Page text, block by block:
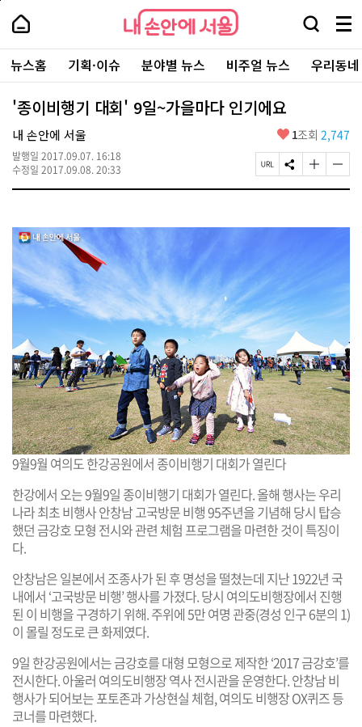
본
로
가
내
손
안
에
서
울
-
서
울
시
대
표
소
털
내
손
에
울
검
창
열
기
메
뉴
전
체
보
주
요
서
뉴스홈 기획·이슈 분야별 뉴스 비주얼 뉴스 우리동
'종이비행기 대회' 9일~가을마다 인기에요
내 손안에 서울
발행일 2017.09.07. 16:18
수정일 2017.09.08. 20:33
좋
요
1조회 2,747
페
이
R
사
S
N
유
글
자
크
글
자
작
하
9월9월 여의도 한강공원에서 종이비행기 대회가 열린다
한강에서 오는 9월9일 종이비행기 대회가 열린다. 올해 행사는 우리
나라 최초 비행사 안창남 고국방문 비행 95주년을 기념해 당시 탑승
했던 금강호 모형 전시와 관련 체험 프로그램을 마련한 것이 특징이
다.
안창남은 일본에서 조종사가 된 후 명성을 떨쳤는데 지난 1922년 국
내에서 ‘고국방문 비행’ 행사를 가졌다. 당시 여의도비행장에서 진행
된 이 비행을 구경하기 위해. 주위에 5만 여명 관중(경성 인구 6분의 1)
이 몰릴 정도로 큰 화제였다.
9일 한강공원에서는 금강호를 대형 모형으로 제작한 ‘2017 금강호’를
전시한다. 아울러 여의도비행장 역사 전시관을 운영한다. 안창남 비
행사가 되어보는 포토존과 가상현실 체험, 여의도 비행장 OX퀴즈 등
코너를 마련했다.
페
상
단
로